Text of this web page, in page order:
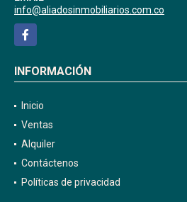
info@aliadosinmobiliarios.com.co
Facebook
INFORMACIÓN
Inicio
Ventas
Alquiler
Contáctenos
Políticas de privacidad